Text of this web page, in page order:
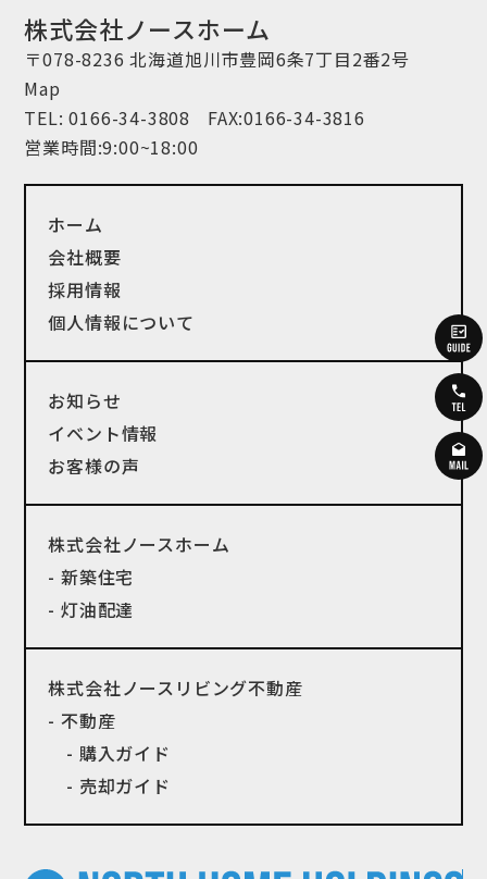
ホーム
会社概要
採用情報
個人情報について
お知らせ
イベント情報
お客様の声
株式会社ノースホーム
- 新築住宅
- 灯油配達
株式会社ノースリビング不動産
- 不動産
- 購入ガイド
- 売却ガイド
株式会社ノースホーム
〒078-8236 北海道旭川市豊岡6条7丁目2番2号
Map
TEL:0166-34-3808
FAX:0166-34-3816
営業時間:9:00~18:00